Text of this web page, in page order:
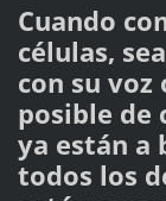
Cuando
células,
con su
posible de
ya están a
todos los